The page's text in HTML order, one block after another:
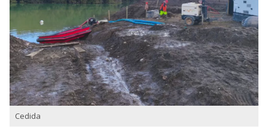
Cedida